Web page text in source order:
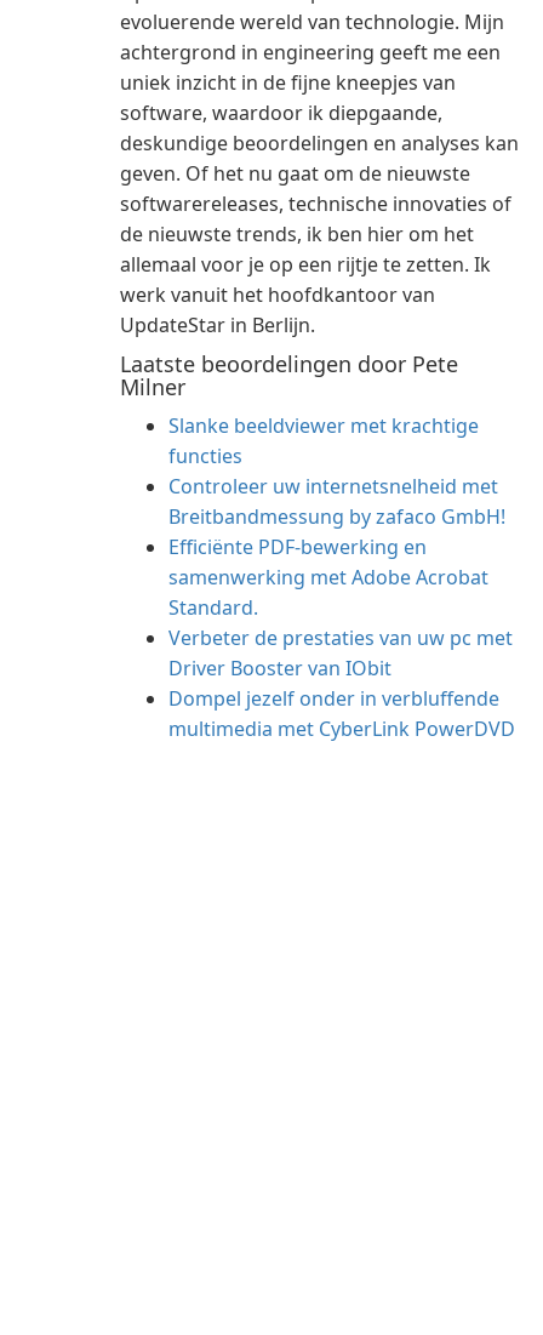
evoluerende wereld van technologie. Mijn
achtergrond in engineering geeft me een
uniek inzicht in de fijne kneepjes van
software, waardoor ik diepgaande,
deskundige beoordelingen en analyses kan
geven. Of het nu gaat om de nieuwste
softwarereleases, technische innovaties of
de nieuwste trends, ik ben hier om het
allemaal voor je op een rijtje te zetten. Ik
werk vanuit het hoofdkantoor van
UpdateStar in Berlijn.
Laatste beoordelingen door Pete
Milner
Slanke beeldviewer met krachtige
functies
Controleer uw internetsnelheid met
Breitbandmessung by zafaco GmbH!
Efficiënte PDF-bewerking en
samenwerking met Adobe Acrobat
Standard.
Verbeter de prestaties van uw pc met
Driver Booster van IObit
Dompel jezelf onder in verbluffende
multimedia met CyberLink PowerDVD